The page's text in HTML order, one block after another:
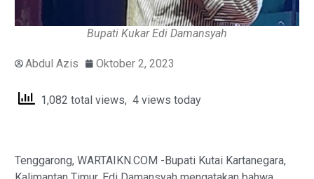
Bupati Kukar Edi Damansyah
Abdul Azis Oktober 2, 2023
1,082 total views, 4 views today
Tenggarong, WARTAIKN.COM -Bupati Kutai Kartanegara,